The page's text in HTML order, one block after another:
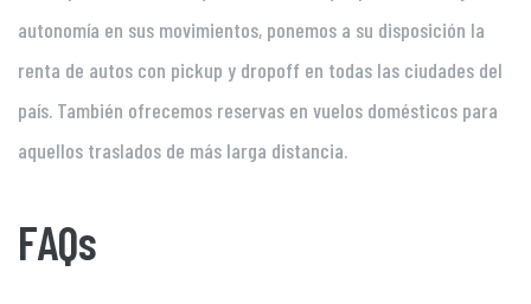
autonomía en sus movimientos, ponemos a su disposición la
renta de autos con pickup y dropoff en todas las ciudades del
país. También ofrecemos reservas en vuelos domésticos para
aquellos traslados de más larga distancia.
FAQs